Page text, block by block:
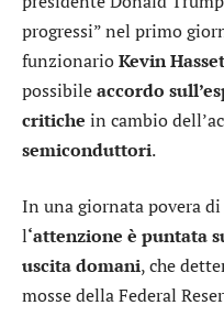
progressi” nel primo
funzionarioKevin
possibileaccordo
critiche in cambio
semiconduttori.
In una giornata povera
l‘attenzione è puntata
uscita domani, che
mosse della Federal